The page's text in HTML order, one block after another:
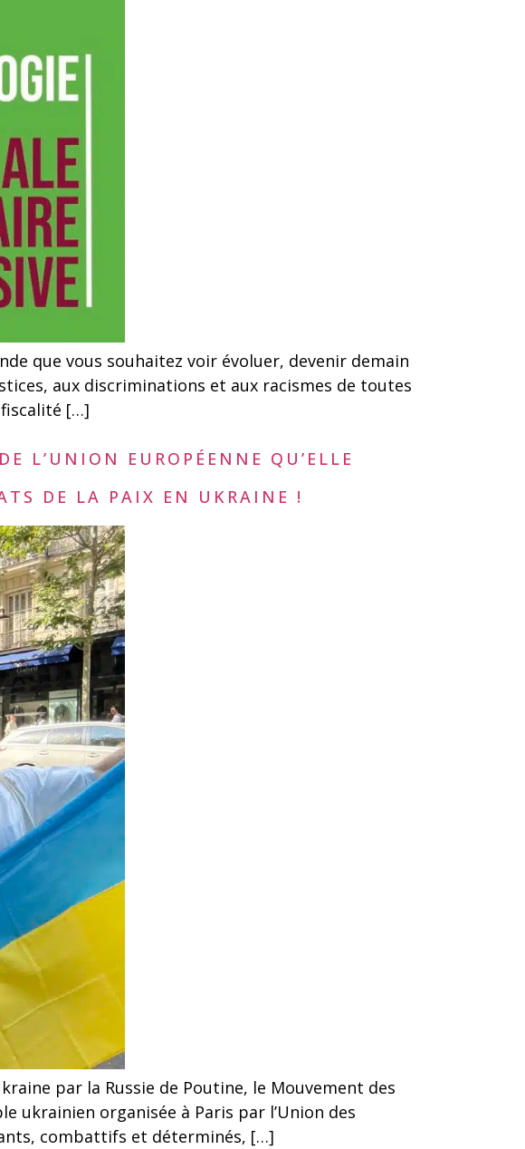
que vous souhaitez voir évoluer, devenir demain
aux discriminations et aux racismes de toutes
fiscalité […]
L’UNION EUROPÉENNE QU’ELLE
DE LA PAIX EN UKRAINE !
par la Russie de Poutine, le Mouvement des
ukrainien organisée à Paris par l’Union des
combattifs et déterminés, […]